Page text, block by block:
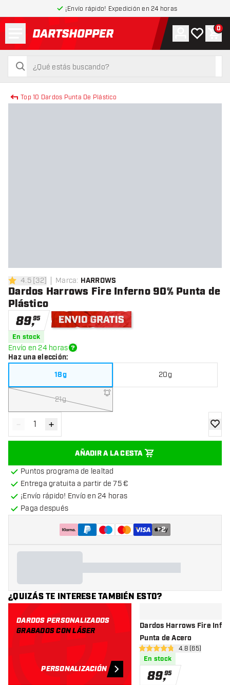
¡Envío rápido! Expedición en 24 horas
volver a la página de inicio
buscar
buscar
Cuenta
Mi lista de
0
Top 10 Dardos Punta De Plástico
4.5 estrellas de puntuación
4.5[32] Marca: HARROWS
Dardos Harrows Fire Inferno 90% Punta de
Plástico
89,95
En stock
Envío en 24 horas
Haz una elección:
18g
20g
21g
Disminuir cantidad
- Aumentar cantidad
+
AÑADIR A LA CESTA
Puntos programa de lealtad
Entrega gratuita a partir de 75 €
¡Envío rápido! Envío en 24 horas
Paga después
+2
¿QUIZÁS TE INTERESE TAMBIÉN ESTO?
DARDOS PERSONALIZADOS
GRABADOS CON LÁSER
PERSONALIZACIÓN
Dardos Harrows Fire
Punta de Acero
abrir panel de
4.8 estrellas de puntuación
4.8 (65)
En stock
89,95